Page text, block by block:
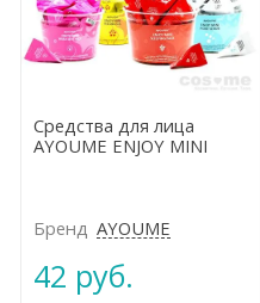
Средства для лица
AYOUME ENJOY MINI
Бренд AYOUME
42 руб.